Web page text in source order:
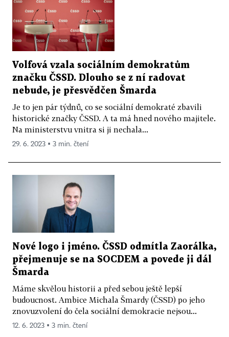
Volfová vzala sociálním demokratům
značku ČSSD. Dlouho se z ní radovat
nebude, je přesvědčen Šmarda
Je to jen pár týdnů, co se sociální demokraté zbavili
historické značky ČSSD. A ta má hned nového majitele.
Na ministerstvu vnitra si ji nechala...
29. 6. 2023 ▪ 3 min. čtení
Nové logo i jméno. ČSSD odmítla Zaorálka,
přejmenuje se na SOCDEM a povede ji dál
Šmarda
Máme skvělou historii a před sebou ještě lepší
budoucnost. Ambice Michala Šmardy (ČSSD) po jeho
znovuzvolení do čela sociální demokracie nejsou...
12. 6. 2023 ▪ 3 min. čtení